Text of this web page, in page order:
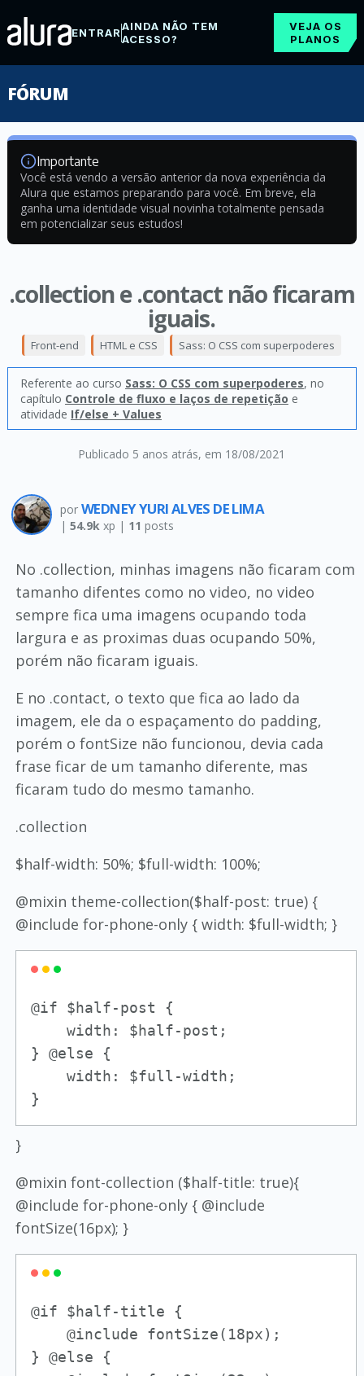
ENTRARAINDA NÃO TEM
ACESSO?
VEJA OS
PLANOS
FÓRUM
Importante
Você está vendo a versão anterior da nova experiência da
Alura que estamos preparando para você. Em breve, ela
ganha uma identidade visual novinha totalmente pensada
em potencializar seus estudos!
.collection e .contact não ficaram
iguais.
Publicado 5 anos atrás, em 18/08/2021
Front-end HTML e CSS Sass: O CSS com superpoderes
Referente ao curso Sass: O CSS com superpoderes, no
capítulo Controle de fluxo e laços de repetição e
atividade If/else + Values
por WEDNEY YURI ALVES DE LIMA
| 54.9kxp | 11 posts
No .collection, minhas imagens não ficaram com
tamanho difentes como no video, no video
sempre fica uma imagens ocupando toda
largura e as proximas duas ocupando 50%,
porém não ficaram iguais.
E no .contact, o texto que fica ao lado da
imagem, ele da o espaçamento do padding,
porém o fontSize não funcionou, devia cada
frase ficar de um tamanho diferente, mas
ficaram tudo do mesmo tamanho.
.collection
$half-width: 50%; $full-width: 100%;
@mixin theme-collection($half-post: true) {
@include for-phone-only { width: $full-width; }
@if $half-post {
    width: $half-post;
} @else {
    width: $full-width;
}
}
@mixin font-collection ($half-title: true){
@include for-phone-only { @include
fontSize(16px); }
@if $half-title {
    @include fontSize(18px);
} @else {